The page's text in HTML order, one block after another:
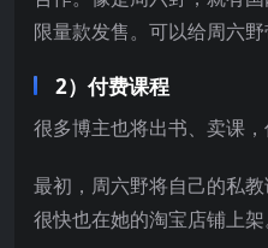
限量款发售。可以给周六野
2）付费课程
很多博主也将出书、卖课，
最初，周六野将自己的私
很快也在她的淘宝店铺上架